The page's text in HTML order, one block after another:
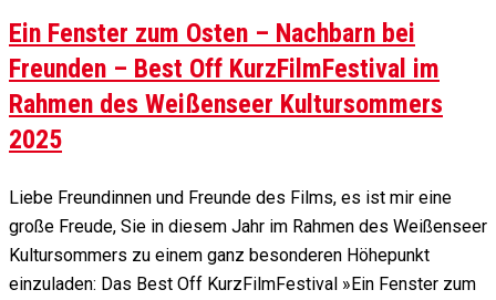
Ein Fenster zum Osten – Nachbarn bei
Freunden – Best Off KurzFilmFestival im
Rahmen des Weißenseer Kultursommers
2025
Liebe Freundinnen und Freunde des Films, es ist mir eine
große Freude, Sie in diesem Jahr im Rahmen des Weißenseer
Kultursommers zu einem ganz besonderen Höhepunkt
einzuladen: Das Best Off KurzFilmFestival »Ein Fenster zum